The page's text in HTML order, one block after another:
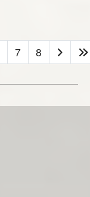
7 8